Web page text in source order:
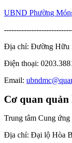
UBND Phường
Địa chỉ: Đường Hữu
Điện thoại:
Email:
Cơ quan quản
Trung tâm Cung ứng
Địa chỉ: Đại lộ Hòa